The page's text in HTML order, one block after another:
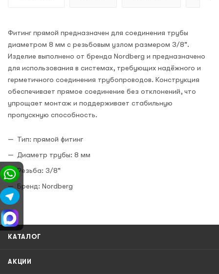
Фитинг прямой предназначен для соединения трубы
диаметром 8 мм с резьбовым узлом размером 3/8".
Изделие выполнено от бренда Nordberg и предназначено
для использования в системах, требующих надёжного и
герметичного соединения трубопроводов. Конструкция
обеспечивает прямое соединение без отклонений, что
упрощает монтаж и поддерживает стабильную
пропускную способность.
Тип: прямой фитинг
Диаметр трубы: 8 мм
Резьба: 3/8"
Бренд: Nordberg
КАТАЛОГ
АКЦИИ